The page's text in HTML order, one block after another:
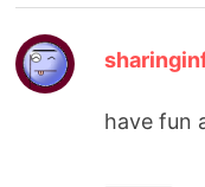
have fun